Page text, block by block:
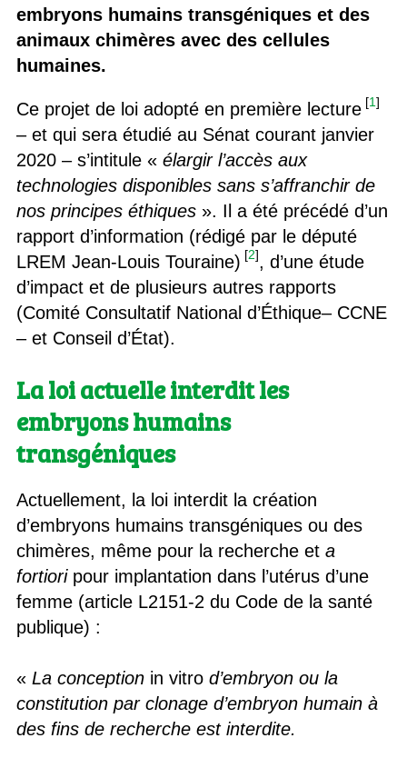
embryons humains transgéniques et des
animaux chimères avec des cellules
humaines.
Ce projet de loi adopté en première lecture [1]
– et qui sera étudié au Sénat courant janvier
2020 – s’intitule « élargir l’accès aux
technologies disponibles sans s’affranchir de
nos principes éthiques». Il a été précédé d’un
rapport d’information (rédigé par le député
LREM Jean-Louis Touraine) [2], d’une étude
d’impact et de plusieurs autres rapports
(Comité Consultatif National d’Éthique– CCNE
– et Conseil d’État).
La loi actuelle interdit les
embryons humains
transgéniques
Actuellement, la loi interdit la création
d’embryons humains transgéniques ou des
chimères, même pour la recherche et a
fortioripour implantation dans l’utérus d’une
femme (article L2151-2 du Code de la santé
publique) :
« La conceptionin vitrod’embryon ou la
constitution par clonage d’embryon humain à
des fins de recherche est interdite.